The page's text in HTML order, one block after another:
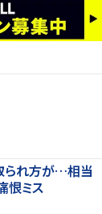
られ方が…相当
恨ミス